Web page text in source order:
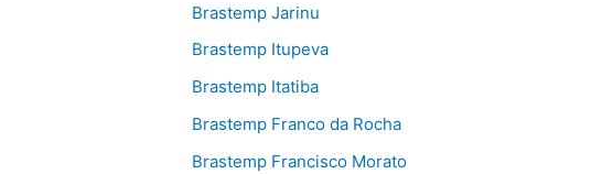
Brastemp Jarinu
Brastemp Itupeva
Brastemp Itatiba
Brastemp Franco da Rocha
Brastemp Francisco Morato